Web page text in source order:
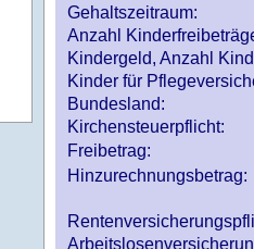
Gehaltszeitraum:
Anzahl
Kindergeld, Anzahl
Kinder für
Bundesland:
Kirchensteuerpflicht:
Freibetrag:
Hinzurechnungsbetrag: